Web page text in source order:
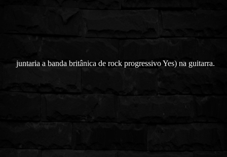
juntaria a banda britânica de rock progressivo Yes) na guitarra.